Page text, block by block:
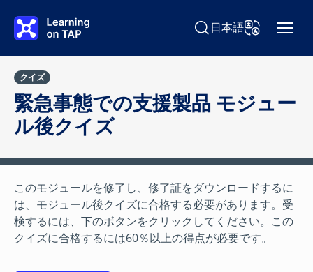
Search Learning on TAP
日本語Change
クイズ
緊急事態での支援製品 モジュー
ル後クイズ
このモジュールを修了し、修了証をダウンロードするに
は、モジュール後クイズに合格する必要があります。受
検するには、下のボタンをクリックしてください。この
クイズに合格するには60％以上の得点が必要です。